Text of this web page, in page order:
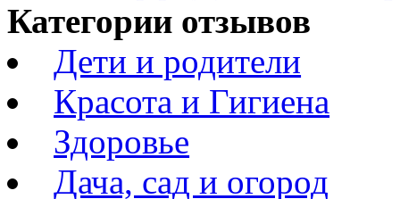
Категории отзывов
Дети и родители
Красота и Гигиена
Здоровье
Дача, сад и огород